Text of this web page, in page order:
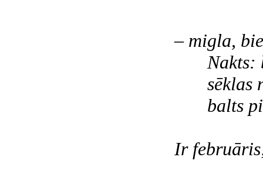
– migla,
Nakts:
sēklas
balts
Ir